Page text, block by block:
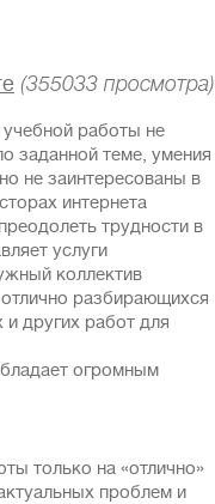
(355033 просмотра)
работы не
заданной теме, умения
не заинтересованы в
интернета
трудности в
услуги
коллектив
разбирающихся
других paбот для
огромным
только на «отлично»
проблем и